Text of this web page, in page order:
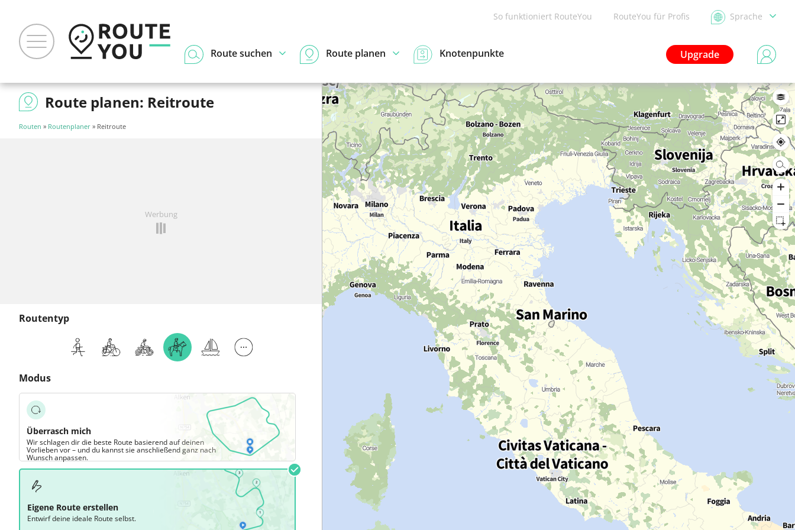
So funktioniert RouteYou RouteYou für Profis Sprache
Upgrade
Route suchen Route planen Knotenpunkte
Route planen: Reitroute
Routen » Routenplaner » Reitroute
Werbung
Routentyp
Modus
Überrasch mich
Wir schlagen dir die beste Route basierend auf deinen
Vorlieben vor – und du kannst sie anschließend ganz nach
Wunsch anpassen.
Eigene Route erstellen
Entwirf deine ideale Route selbst.